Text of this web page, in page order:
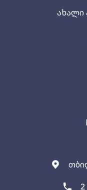
ახალი
2